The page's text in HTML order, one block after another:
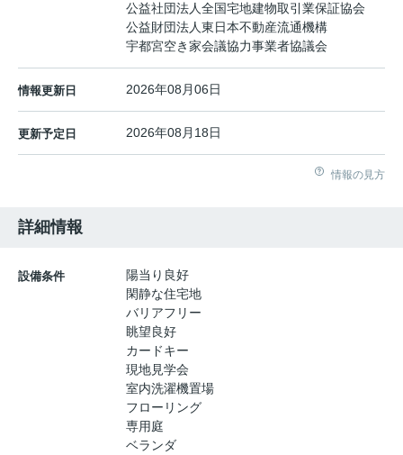
公益社団法人全国宅地建物取引業保証協会
公益財団法人東日本不動産流通機構
宇都宮空き家会議協力事業者協議会
情報更新日 2026年08月06日
更新予定日 2026年08月18日
情報の見方
詳細情報
設備条件
陽当り良好
閑静な住宅地
バリアフリー
眺望良好
カードキー
現地見学会
室内洗濯機置場
フローリング
専用庭
ベランダ